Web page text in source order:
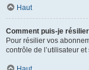
Haut
Comment puis-je
Pour résilier vos
contrôle de l’utilisateur